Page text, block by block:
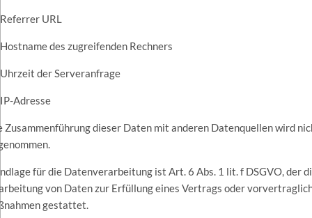
URL
des zugreifenden Rechners
der Serveranfrage
Adresse
Zusammenführung dieser Daten mit anderen Datenquellen wird
für die Datenverarbeitung ist Art. 6 Abs. 1 lit. f DSGVO, der
von Daten zur Erfüllung eines Vertrags oder
gestattet.